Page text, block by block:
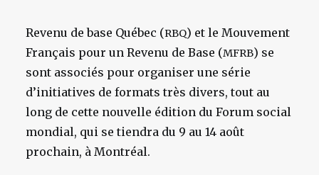
Revenu de base Québec (RBQ) et le Mouvement
Français pour un Revenu de Base (MFRB) se
sont associés pour organiser une série
d’initiatives de formats très divers, tout au
long de cette nouvelle édition du Forum social
mondial, qui se tiendra du 9 au 14 août
prochain, à Montréal.